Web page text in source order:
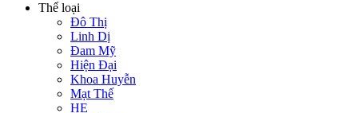
Thể loại
Đô Thị
Linh Dị
Đam Mỹ
Hiện Đại
Khoa Huyễn
Mạt Thế
HE